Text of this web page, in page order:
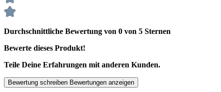
Durchschnittliche Bewertung von 0 von 5 Sternen
Bewerte dieses Produkt!
Teile Deine Erfahrungen mit anderen Kunden.
Bewertung schreiben Bewertungen anzeigen